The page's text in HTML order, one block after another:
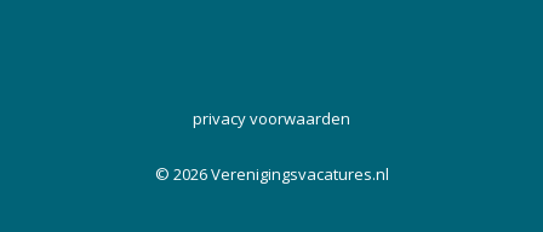
privacy voorwaarden
© 2026 Verenigingsvacatures.nl